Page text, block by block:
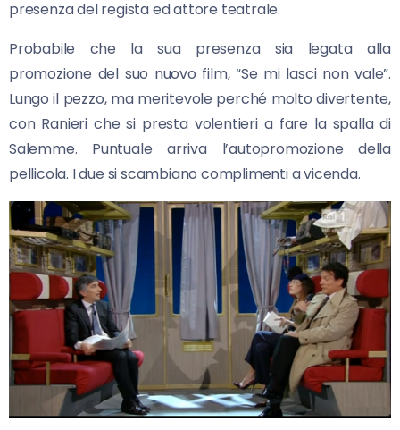
presenza del regista ed attore teatrale.
Probabile che la sua presenza sia legata alla
promozione del suo nuovo film, “Se mi lasci non vale”.
Lungo il pezzo, ma meritevole perché molto divertente,
con Ranieri che si presta volentieri a fare la spalla di
Salemme. Puntuale arriva l’autopromozione della
pellicola. I due si scambiano complimenti a vicenda.